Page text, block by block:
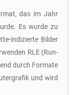
das im Jahr
Es wurde zu
indizierte Bilder
RLE (Run-
durch Formate
und wird